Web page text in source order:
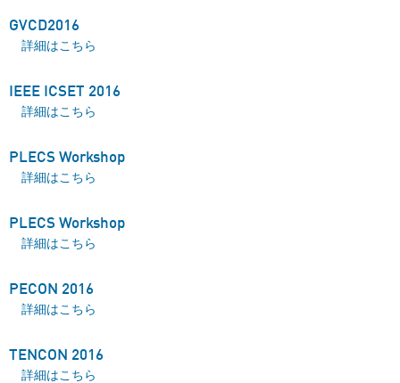
GVCD2016
GVCD2016 について
詳細はこちら
IEEE ICSET 2016
IEEE ICSET 2016 について
詳細はこちら
PLECS Workshop
PLECS Workshop について
詳細はこちら
PLECS Workshop
PLECS Workshop について
詳細はこちら
PECON 2016
PECON 2016 について
詳細はこちら
TENCON 2016
TENCON 2016 について
詳細はこちら